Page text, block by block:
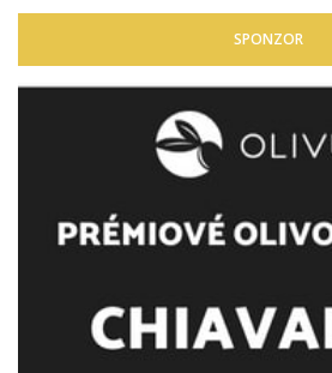
SPONZOR